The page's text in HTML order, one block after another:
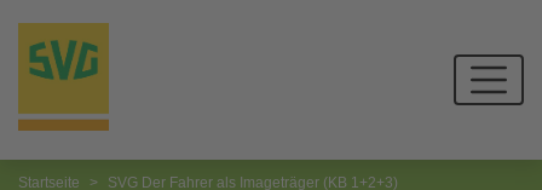
Startseite SVG Der Fahrer als Imageträger (KB 1+2+3)